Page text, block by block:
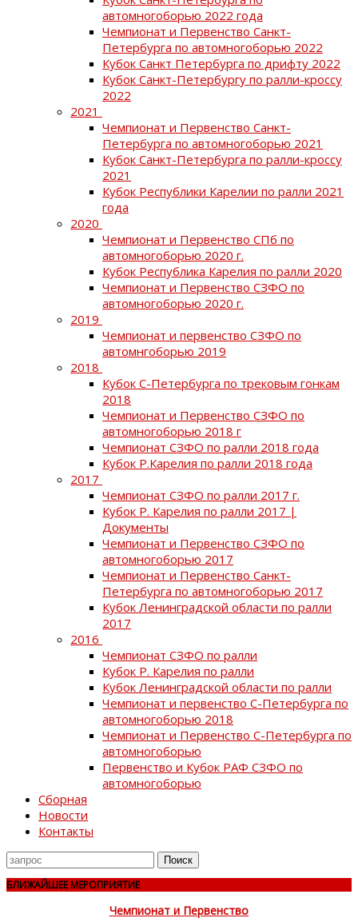
автомногоборью 2022 года
Чемпионат и Первенство Санкт-
Петербурга по автомногоборью 2022
Кубок Санкт Петербурга по дрифту 2022
Кубок Санкт-Петербургу по ралли-кроссу
2022
2021
Чемпионат и Первенство Санкт-
Петербурга по автомногоборью 2021
Кубок Санкт-Петербурга по ралли-кроссу
2021
Кубок Республики Карелии по ралли 2021
года
2020
Чемпионат и Первенство СПб по
автомногоборью 2020 г.
Кубок Республика Карелия по ралли 2020
Чемпионат и Первенство СЗФО по
автомногоборью 2020 г.
2019
Чемпионат и первенство СЗФО по
автомнгоборью 2019
2018
Кубок С-Петербурга по трековым гонкам
2018
Чемпионат и Первенство СЗФО по
автомногоборью 2018 г
Чемпионат СЗФО по ралли 2018 года
Кубок Р.Карелия по ралли 2018 года
2017
Чемпионат СЗФО по ралли 2017 г.
Кубок Р. Карелия по ралли 2017 |
Документы
Чемпионат и Первенство СЗФО по
автомногоборью 2017
Чемпионат и Первенство Санкт-
Петербурга по автомногоборью 2017
Кубок Ленинградской области по ралли
2017
2016
Чемпионат СЗФО по ралли
Кубок Р. Карелия по ралли
Кубок Ленинградской области по ралли
Чемпионат и первенство С-Петербурга по
автомногоборью 2018
Чемпионат и Первенство С-Петербурга по
автомногоборью
Первенство и Кубок РАФ СЗФО по
автомногоборью
Сборная
Новости
Контакты
Поиск
для
БЛИЖАЙШЕЕ МЕРОПРИЯТИЕ
Чемпионат и Первенство